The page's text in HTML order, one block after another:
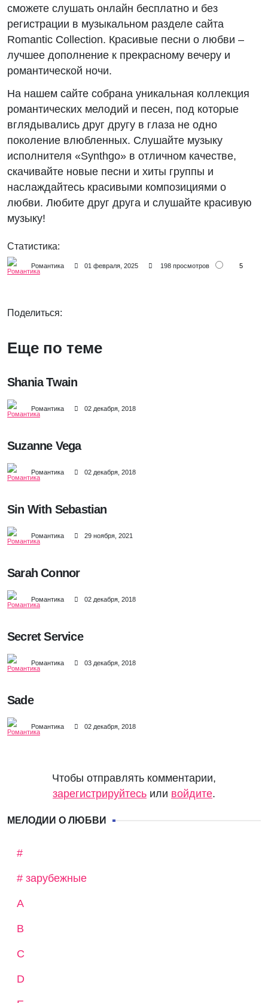
сможете слушать онлайн бесплатно и без
регистрации в музыкальном разделе сайта
Romantic Collection. Красивые песни о любви –
лучшее дополнение к прекрасному вечеру и
романтической ночи.
На нашем сайте собрана уникальная коллекция
романтических мелодий и песен, под которые
вглядывались друг другу в глаза не одно
поколение влюбленных. Слушайте музыку
исполнителя «Synthgo» в отличном качестве,
скачивайте новые песни и хиты группы и
наслаждайтесь красивыми композициями о
любви. Любите друг друга и слушайте красивую
музыку!
Статистика:
Романтика 01 февраля, 2025 198 просмотров 5
Поделиться:
Еще по теме
Shania Twain
Романтика 02 декабря, 2018
Suzanne Vega
Романтика 02 декабря, 2018
Sin With Sebastian
Романтика 29 ноября, 2021
Sarah Connor
Романтика 02 декабря, 2018
Secret Service
Романтика 03 декабря, 2018
Sade
Романтика 02 декабря, 2018
Чтобы отправлять комментарии,
зарегистрируйтесь или войдите.
МЕЛОДИИ О ЛЮБВИ
#
# зарубежные
A
B
C
D